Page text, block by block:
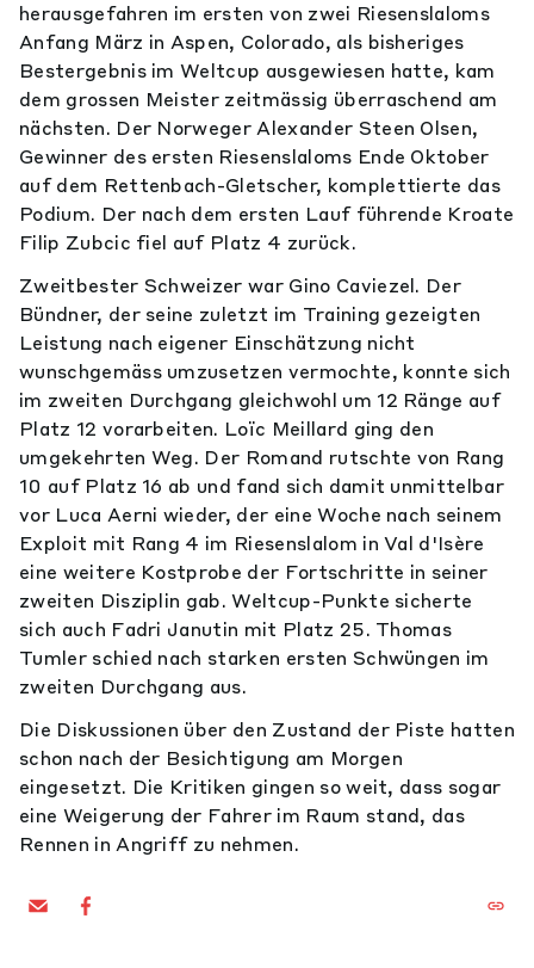
herausgefahren im ersten von zwei Riesenslaloms
Anfang März in Aspen, Colorado, als bisheriges
Bestergebnis im Weltcup ausgewiesen hatte, kam
dem grossen Meister zeitmässig überraschend am
nächsten. Der Norweger Alexander Steen Olsen,
Gewinner des ersten Riesenslaloms Ende Oktober
auf dem Rettenbach-Gletscher, komplettierte das
Podium. Der nach dem ersten Lauf führende Kroate
Filip Zubcic fiel auf Platz 4 zurück.
Zweitbester Schweizer war Gino Caviezel. Der
Bündner, der seine zuletzt im Training gezeigten
Leistung nach eigener Einschätzung nicht
wunschgemäss umzusetzen vermochte, konnte sich
im zweiten Durchgang gleichwohl um 12 Ränge auf
Platz 12 vorarbeiten. Loïc Meillard ging den
umgekehrten Weg. Der Romand rutschte von Rang
10 auf Platz 16 ab und fand sich damit unmittelbar
vor Luca Aerni wieder, der eine Woche nach seinem
Exploit mit Rang 4 im Riesenslalom in Val d'Isère
eine weitere Kostprobe der Fortschritte in seiner
zweiten Disziplin gab. Weltcup-Punkte sicherte
sich auch Fadri Janutin mit Platz 25. Thomas
Tumler schied nach starken ersten Schwüngen im
zweiten Durchgang aus.
Die Diskussionen über den Zustand der Piste hatten
schon nach der Besichtigung am Morgen
eingesetzt. Die Kritiken gingen so weit, dass sogar
eine Weigerung der Fahrer im Raum stand, das
Rennen in Angriff zu nehmen.